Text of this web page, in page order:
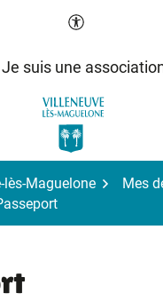
Paramètres
Je suis une
lès-Maguelone
Mes